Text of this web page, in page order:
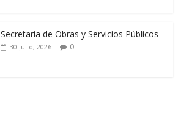
Secretaría de Obras y Servicios Públicos
30 julio, 2026 0